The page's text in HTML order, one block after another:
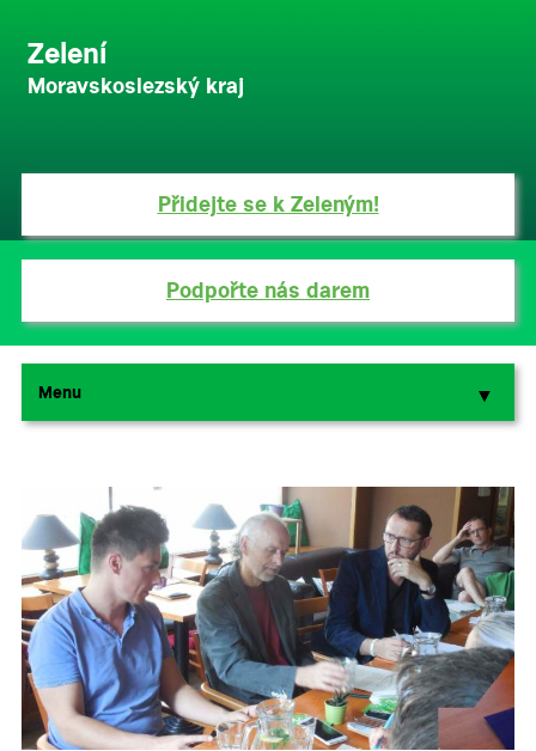
Zelení
Moravskoslezský kraj
Přidejte se k Zeleným!
Podpořte nás darem
Menu ▼
▼
▼